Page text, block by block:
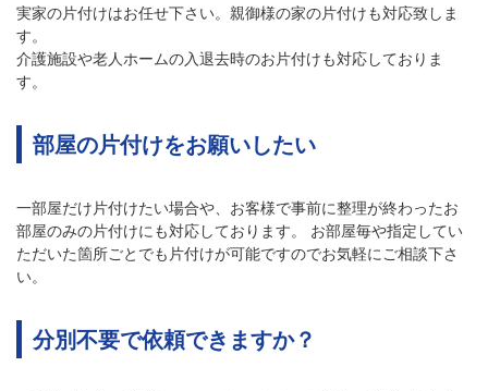
実家の片付けはお任せ下さい。親御様の家の片付けも対応致しま
す。
介護施設や老人ホームの入退去時のお片付けも対応しておりま
す。
部屋の片付けをお願いしたい
一部屋だけ片付けたい場合や、お客様で事前に整理が終わったお
部屋のみの片付けにも対応しております。 お部屋毎や指定してい
ただいた箇所ごとでも片付けが可能ですのでお気軽にご相談下さ
い。
分別不要で依頼できますか？